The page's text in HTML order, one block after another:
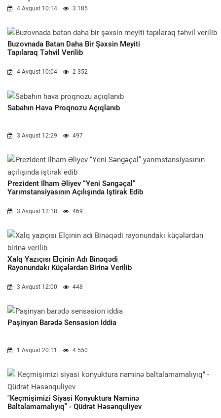
4 Avqust 10:14 3 185
Buzovnada Batan Daha Bir Şəxsin Meyiti
Tapılaraq Təhvil Verilib
4 Avqust 10:04 2 352
Sabahın Hava Proqnozu Açıqlanıb
3 Avqust 12:29 497
Prezident İlham Əliyev “Yeni Səngəçal”
Yarımstansiyasının Açılışında Iştirak Edib
3 Avqust 12:18 469
Xalq Yazıçısı Elçinin Adı Binəqədi
Rayonundakı Küçələrdən Birinə Verilib
3 Avqust 12:00 448
Paşinyan Barədə Sensasion Iddia
1 Avqust 20:11 4 550
"Keçmişimizi Siyasi Konyuktura Naminə
Baltalamamalıyıq" - Qüdrət Həsənquliyev